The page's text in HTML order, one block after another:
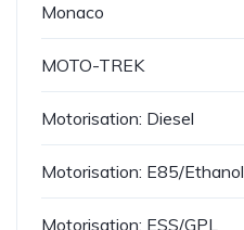
Monaco
MOTO-TREK
Motorisation: Diesel
Motorisation: E85/Ethanol
Motorisation: ESS/GPL